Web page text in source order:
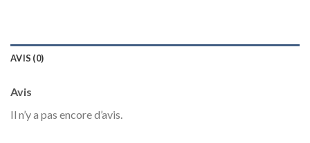
AVIS (0)
Avis
Il n’y a pas encore d’avis.